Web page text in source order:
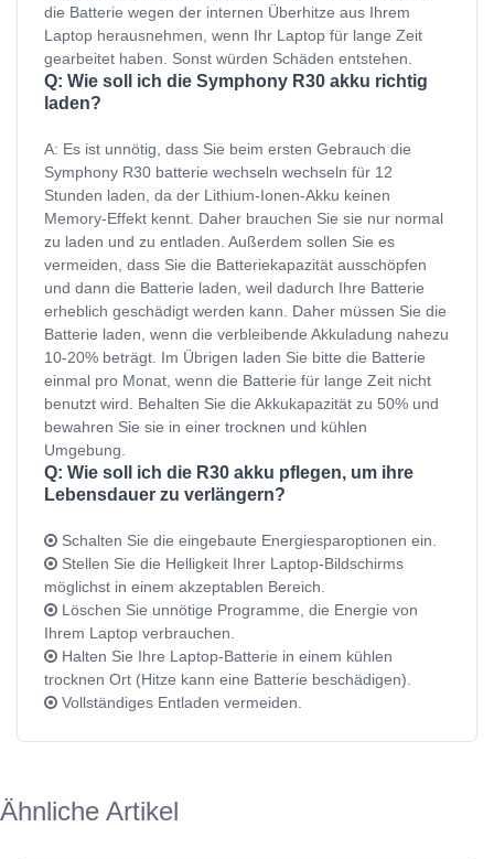
die Batterie wegen der internen Überhitze aus Ihrem
Laptop herausnehmen, wenn Ihr Laptop für lange Zeit
gearbeitet haben. Sonst würden Schäden entstehen.
Q: Wie soll ich die Symphony R30 akku richtig
laden?
A: Es ist unnötig, dass Sie beim ersten Gebrauch die
Symphony R30 batterie wechseln wechseln für 12
Stunden laden, da der Lithium-Ionen-Akku keinen
Memory-Effekt kennt. Daher brauchen Sie sie nur normal
zu laden und zu entladen. Außerdem sollen Sie es
vermeiden, dass Sie die Batteriekapazität ausschöpfen
und dann die Batterie laden, weil dadurch Ihre Batterie
erheblich geschädigt werden kann. Daher müssen Sie die
Batterie laden, wenn die verbleibende Akkuladung nahezu
10-20% beträgt. Im Übrigen laden Sie bitte die Batterie
einmal pro Monat, wenn die Batterie für lange Zeit nicht
benutzt wird. Behalten Sie die Akkukapazität zu 50% und
bewahren Sie sie in einer trocknen und kühlen
Umgebung.
Q: Wie soll ich die R30 akku pflegen, um ihre
Lebensdauer zu verlängern?
Schalten Sie die eingebaute Energiesparoptionen ein.
Stellen Sie die Helligkeit Ihrer Laptop-Bildschirms
möglichst in einem akzeptablen Bereich.
Löschen Sie unnötige Programme, die Energie von
Ihrem Laptop verbrauchen.
Halten Sie Ihre Laptop-Batterie in einem kühlen
trocknen Ort (Hitze kann eine Batterie beschädigen).
Vollständiges Entladen vermeiden.
Ähnliche Artikel